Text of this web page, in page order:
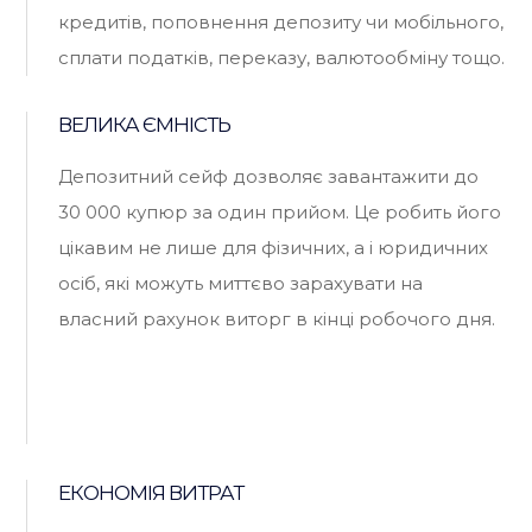
кредитів, поповнення депозиту чи мобільного,
сплати податків, переказу, валютообміну тощо.
ВЕЛИКА ЄМНІСТЬ
Депозитний сейф дозволяє завантажити до
30 000 купюр за один прийом. Це робить його
цікавим не лише для фізичних, а і юридичних
осіб, які можуть миттєво зарахувати на
власний рахунок виторг в кінці робочого дня.
ЕКОНОМІЯ ВИТРАТ